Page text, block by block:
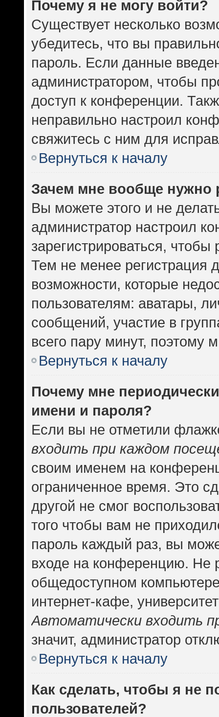
Почему я не могу войти?
Существует несколько
убедитесь, что вы
пароль. Если данные
администратором, чтобы
доступ к конференции.
неправильно настроил
свяжитесь с ним для
Вернуться к началу
Зачем мне вообще нужно
Вы можете этого и не
администратор настроил
зарегистрироваться,
Тем не менее регистрация
возможности, которые
пользователям: аватары,
сообщений, участие в
всего пару минут, поэтому
Вернуться к началу
Почему мне
имени и пароля?
Если вы не отметили
входить при каждом
своим именем на
ограниченное время. Это
другой не смог
того чтобы вам не
пароль каждый раз, вы
входе на конференцию. Не
общедоступном
интернет-кафе,
Автоматически входить
значит, администратор
Вернуться к началу
Как сделать, чтобы я не
пользователей?